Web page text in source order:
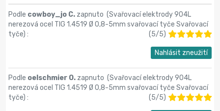
Podle cowboy_jo C. zapnuto (Svařovací elektrody 904L
nerezová ocel TIG 1.4519 Ø 0,8-5mm svařovací tyče Svařovací
tyče) : (5/5)
Nahlásit zneužití
Podle oelschmier O. zapnuto (Svařovací elektrody 904L
nerezová ocel TIG 1.4519 Ø 0,8-5mm svařovací tyče Svařovací
tyče) : (5/5)